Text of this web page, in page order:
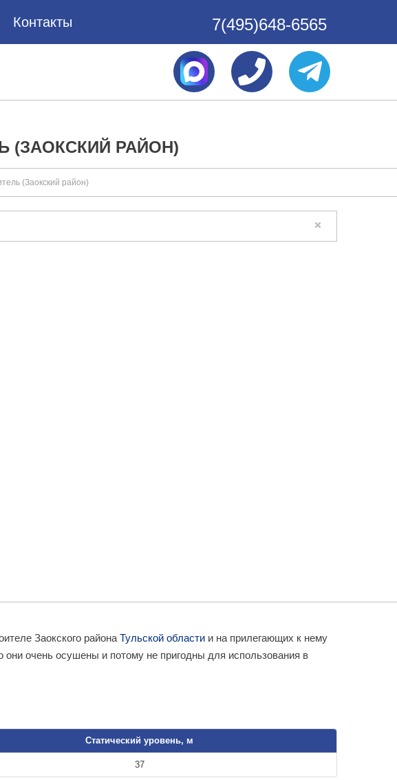
Контакты 7(495)648-6565
(ЗАОКСКИЙ РАЙОН)
(Заокский район)
Заокского района Тульской области и на прилегающих к нему
они очень осушены и потому не пригодны для использования в
Статический уровень, м
37